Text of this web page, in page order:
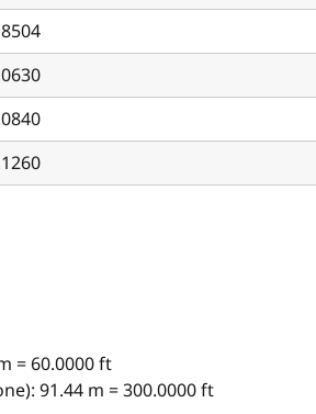
= 60.0000 ft
91.44 m = 300.0000 ft